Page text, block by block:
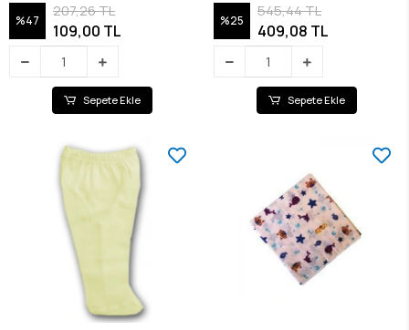
%47
207,26 TL
109,00 TL
Sepete Ekle
%25
545,44 TL
409,08 TL
Sepete Ekle